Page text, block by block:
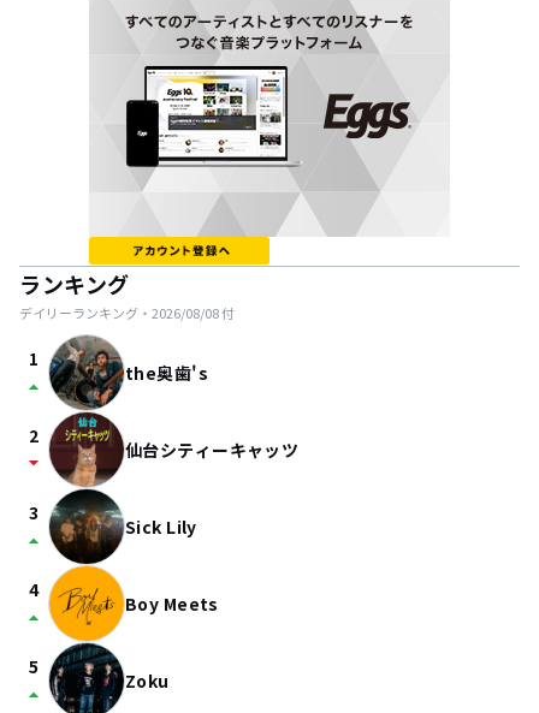
ランキング
デイリーランキング・ 2026/08/08付
1
arrow_drop_up the奥歯's
2
arrow_drop_down 仙台シティーキャッツ
3
arrow_drop_up Sick Lily
4
arrow_drop_up Boy Meets
5
arrow_drop_up Zoku